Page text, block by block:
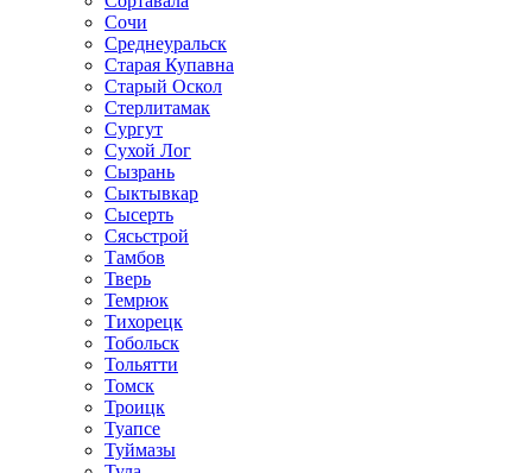
Сочи
Среднеуральск
Старая Купавна
Старый Оскол
Стерлитамак
Сургут
Сухой Лог
Сызрань
Сыктывкар
Сысерть
Сясьстрой
Тамбов
Тверь
Темрюк
Тихорецк
Тобольск
Тольятти
Томск
Троицк
Туапсе
Туймазы